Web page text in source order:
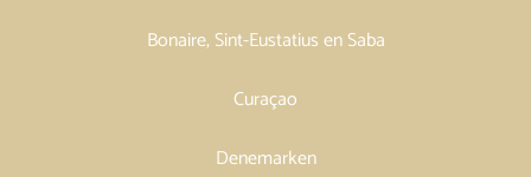
Bonaire, Sint-Eustatius en Saba
Curaçao
Denemarken